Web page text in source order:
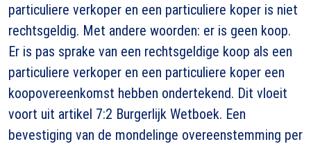
particuliere verkoper en een particuliere koper is niet
rechtsgeldig. Met andere woorden: er is geen koop.
Er is pas sprake van een rechtsgeldige koop als een
particuliere verkoper en een particuliere koper een
koopovereenkomst hebben ondertekend. Dit vloeit
voort uit artikel 7:2 Burgerlijk Wetboek. Een
bevestiging van de mondelinge overeenstemming per